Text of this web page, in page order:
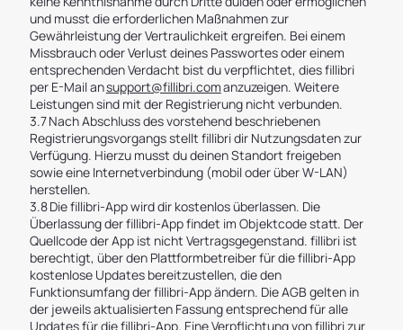
und musst die erforderlichen Maßnahmen zur
Gewährleistung der Vertraulichkeit ergreifen. Bei einem
Missbrauch oder Verlust deines Passwortes oder einem
entsprechenden Verdacht bist du verpflichtet, dies fillibri
per E-Mail ansupport@fillibri.comanzuzeigen. Weitere
Leistungen sind mit der Registrierung nicht verbunden.
3.7 Nach Abschluss des vorstehend beschriebenen
Registrierungsvorgangs stellt fillibri dir Nutzungsdaten zur
Verfügung. Hierzu musst du deinen Standort freigeben
sowie eine Internetverbindung (mobil oder über W-LAN)
herstellen.
3.8 Die fillibri-App wird dir kostenlos überlassen. Die
Überlassung der fillibri-App findet im Objektcode statt. Der
Quellcode der App ist nicht Vertragsgegenstand. fillibri ist
berechtigt, über den Plattformbetreiber für die fillibri-App
kostenlose Updates bereitzustellen, die den
Funktionsumfang der fillibri-App ändern. Die AGB gelten in
der jeweils aktualisierten Fassung entsprechend für alle
Updates für die fillibri-App. Eine Verpflichtung von fillibri zur